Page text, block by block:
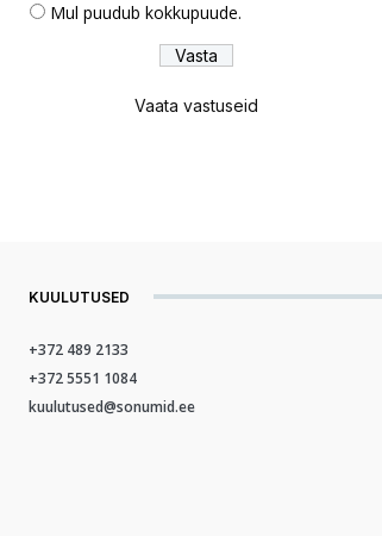
Mul puudub kokkupuude.
Vaata vastuseid
KUULUTUSED
+372 489 2133
+372 5551 1084
kuulutused@sonumid.ee